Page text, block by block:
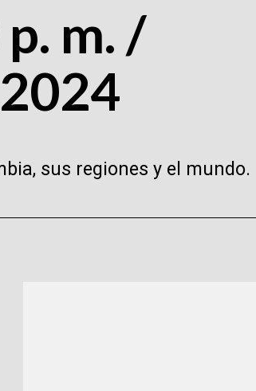
m. /
sus regiones y el mundo.